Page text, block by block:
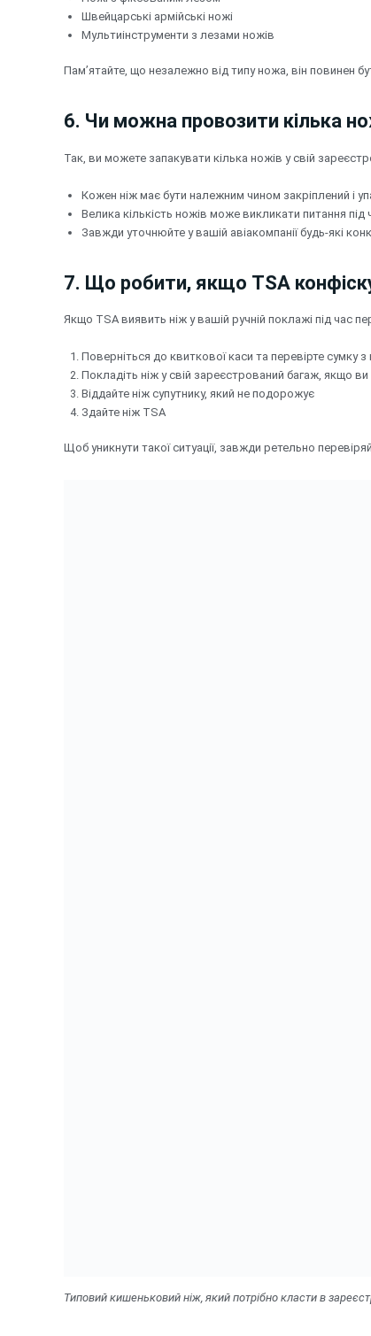
Швейцарські армійські ножі
Мультиінструменти з лезами ножів
Пам’ятайте, що незалежно від типу ножа, він повинен
6. Чи можна провозити кілька
Так, ви можете запакувати кілька ножів у свій
Кожен ніж має бути належним чином закріплений і
Велика кількість ножів може викликати питання під
Завжди уточнюйте у вашій авіакомпанії будь-які
7. Що робити, якщо TSA
Якщо TSA виявить ніж у вашій ручній поклажі під час
Поверніться до квиткової каси та перевірте сумку
Покладіть ніж у свій зареєстрований багаж, якщо
Віддайте ніж супутнику, який не подорожує
Здайте ніж TSA
Щоб уникнути такої ситуації, завжди ретельно
Типовий кишеньковий ніж, який потрібно класти в